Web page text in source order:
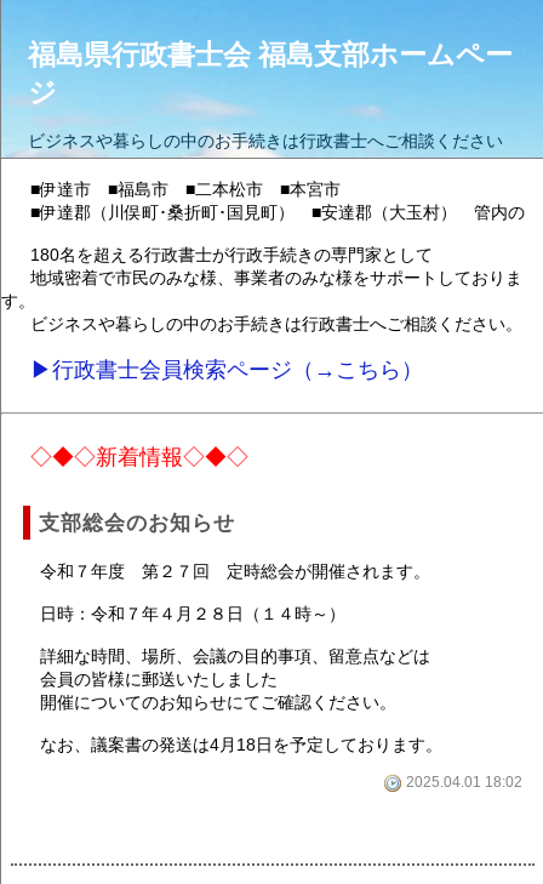
福島県行政書士会 福島支部ホームペー
ジ
ビジネスや暮らしの中のお手続きは行政書士へご相談ください
■伊達市 ■福島市 ■二本松市 ■本宮市
■伊達郡（川俣町･桑折町･国見町） ■安達郡（大玉村） 管内の
180名を超える行政書士が行政手続きの専門家として
地域密着で市民のみな様、事業者のみな様をサポートしておりま
す。
ビジネスや暮らしの中のお手続きは行政書士へご相談ください。
▶行政書士会員検索ページ（→こちら）
◇◆◇新着情報◇◆◇
支部総会のお知らせ
令和７年度 第２７回 定時総会が開催されます。
日時：令和７年４月２８日（１４時～）
詳細な時間、場所、会議の目的事項、留意点などは
会員の皆様に郵送いたしました
開催についてのお知らせにてご確認ください。
なお、議案書の発送は4月18日を予定しております。
2025.04.01 18:02